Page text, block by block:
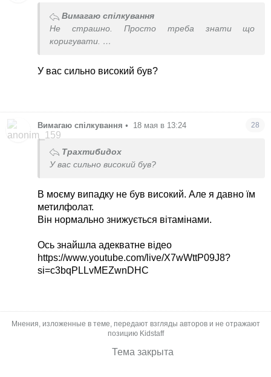
Вимагаю спілкування
Не страшно. Просто треба знати що
коригувати.
через свій дефіцит (генетика фолатна). Тепер
Шукайте лікаря та копайте причину.
У вас сильно високий був?
Вимагаю спілкування • 18 мая в 13:24 28
Трахтибидох
У вас сильно високий був?
В моєму випадку не був високий. Але я давно їм
метилфолат.
Він нормально знижується вітамінами.
Ось знайшла адекватне відео
https://www.youtube.com/live/X7wWttP09J8?
si=c3bqPLLvMEZwnDHC
Мнения, изложенные в теме, передают взгляды авторов и не отражают
позицию Kidstaff
Тема закрыта